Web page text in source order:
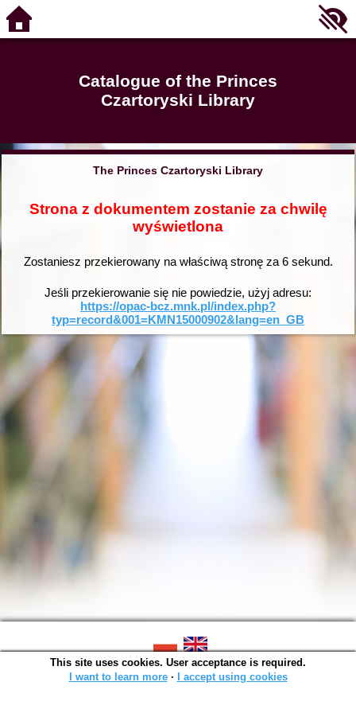
Catalogue of the Princes
Czartoryski Library
The Princes Czartoryski Library
Strona z dokumentem zostanie za chwilę
wyświetlona
Zostaniesz przekierowany na właściwą stronę za 6sekund.
Jeśli przekierowanie się nie powiedzie, użyj adresu:
https://opac-bcz.mnk.pl/index.php?
typ=record&001=KMN15000902&lang=en_GB
SOWA OPAC v. 6.11.10 (2026-07-24)
Generated in 0,0015 s.
This site uses cookies. User acceptance is required.
I want to learn more∙ I accept using cookies